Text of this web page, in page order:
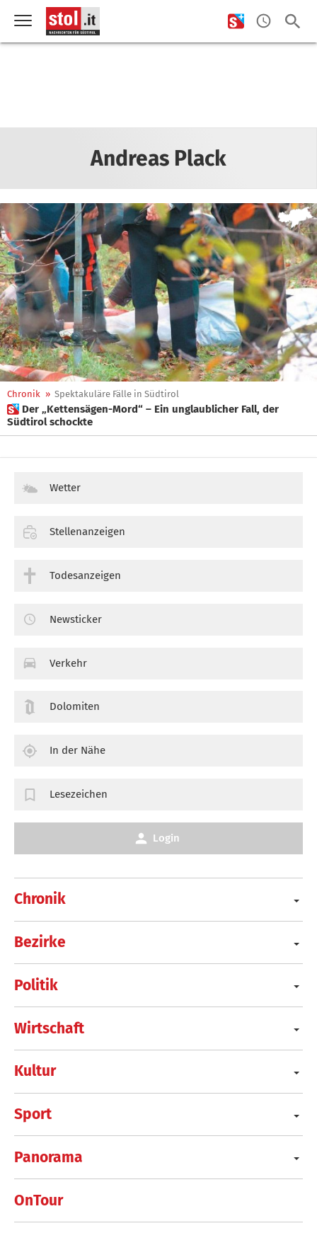
Andreas Plack
Chronik » Spektakuläre Fälle in Südtirol
 Der „Kettensägen-Mord“ – Ein unglaublicher Fall, der
Südtirol schockte
Chronik
Bezirke
Politik
Wirtschaft
Kultur
Sport
Panorama
OnTour
Wetter
Stellenanzeigen
Todesanzeigen
Newsticker
Verkehr
Dolomiten
In der Nähe
Lesezeichen
Login